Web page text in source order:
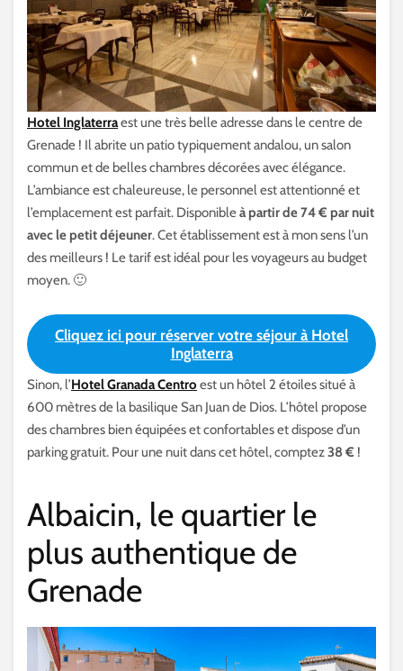
Hotel Inglaterraest une très belle adresse dans le centre de
Grenade ! Il abrite un patio typiquement andalou, un salon
commun et de belles chambres décorées avec élégance.
L’ambiance est chaleureuse, le personnel est attentionné et
l’emplacement est parfait. Disponibleà partir de 74 € par nuit
avec le petit déjeuner. Cet établissement est à mon sens l’un
des meilleurs ! Le tarif est idéal pour les voyageurs au budget
moyen. 🙂
Cliquez ici pour réserver votre séjour à Hotel
Inglaterra
Sinon, l’Hotel Granada Centro est un hôtel 2 étoiles situé à
600 mètres de la basilique San Juan de Dios. L’hôtel propose
des chambres bien équipées et confortables et dispose d’un
parking gratuit. Pour une nuit dans cet hôtel, comptez38 € !
Albaicin, le quartier le
plus authentique de
Grenade